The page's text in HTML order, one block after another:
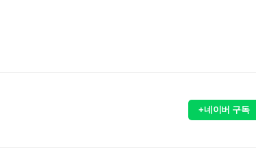
+네이버 구독